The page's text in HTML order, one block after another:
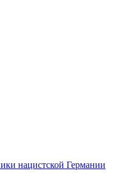
нацистской Германии